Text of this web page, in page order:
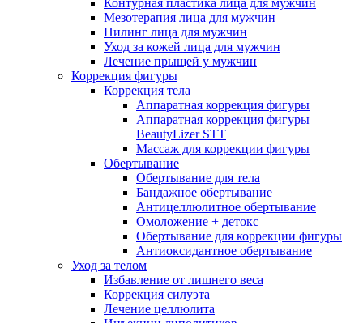
Контурная пластика лица для мужчин
Мезотерапия лица для мужчин
Пилинг лица для мужчин
Уход за кожей лица для мужчин
Лечение прыщей у мужчин
Коррекция фигуры
Коррекция тела
Аппаратная коррекция фигуры
Аппаратная коррекция фигуры
BeautyLizer STT
Массаж для коррекции фигуры
Обертывание
Обертывание для тела
Бандажное обертывание
Антицеллюлитное обертывание
Омоложение + детокс
Обертывание для коррекции фигуры
Антиоксидантное обертывание
Уход за телом
Избавление от лишнего веса
Коррекция силуэта
Лечение целлюлита